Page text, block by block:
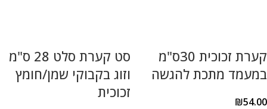
קערת זכוכית 30ס"מ
במעמד מתכת להגשה
₪54.00
סט קערת סלט 28 ס"מ
וזוג בקבוקי שמן/חומץ
זכוכית